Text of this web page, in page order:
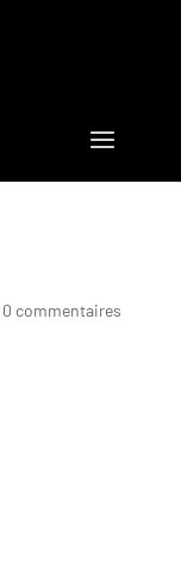
0 commentaires